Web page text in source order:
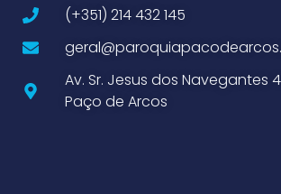
(+351) 214 432 145
Av. Sr. Jesus dos Navegantes
Paço de Arcos